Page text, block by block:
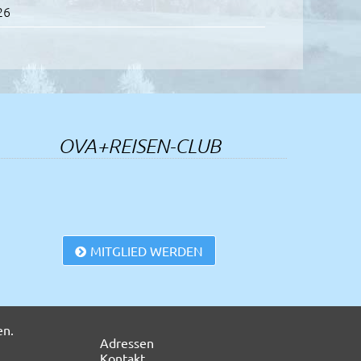
kennt
in Cesenatico
OVA+REISEN-CLUB
MITGLIED WERDEN
Navigation
überspringen
Adressen
Kontakt